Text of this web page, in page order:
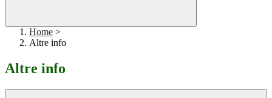
Home >
Altre info
Altre info